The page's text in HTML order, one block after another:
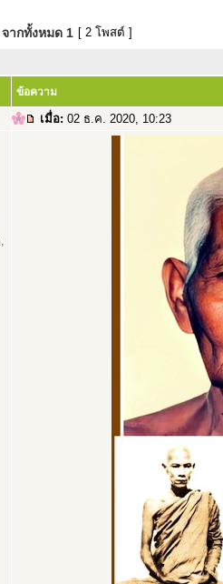
จากทั้งหมด 1 [ 2 โพสต์ ]
ข้อความ
เมื่อ: 02 ธ.ค. 2020, 10:23